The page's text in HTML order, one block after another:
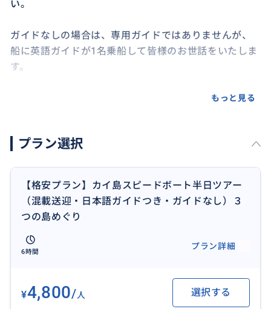
い。
ガイドなしの場合は、専用ガイドではありませんが、
船に英語ガイドが1名乗船して皆様のお世話をいたしま
す。
半日ツアーにはランチは含まれておりませんが、カイ
トライトラン、ラワイ
●追加送迎範囲
〇マイカオビーチのホテルは＋6900円/一台
・ナイヤン、ナイトン、アオポー、ラヤン、ラワイ +
・カマラ、スリン、ラグーナ、パンワ+1300円/一人
・パンワ、トライトラン、ナイハーン+700円/一人
もっと見る
プラン選択
【格安プラン】カイ島スピードボート半日ツアー
（混載送迎・日本語ガイドつき・ガイドなし）３
つの島めぐり
6時間
プラン詳細
¥4,800/人 選択する